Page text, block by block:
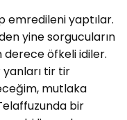
emredileni yaptılar.
yine sorgucuların
derece öfkeli idiler.
yanları tir tir
mutlaka
bir